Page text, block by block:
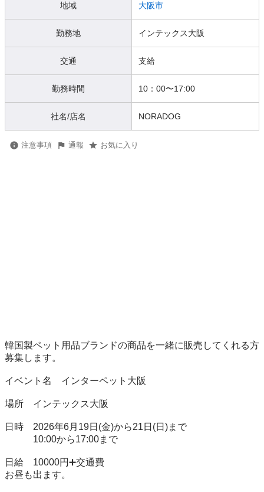
地域 大阪市
勤務地 インテックス大阪
交通 支給
勤務時間 10：00〜17:00
社名/店名 NORADOG
注意事項 通報 お気に入り
韓国製ペット用品ブランドの商品を一緒に販売してくれる方
募集します。
イベント名　インターペット大阪
場所　インテックス大阪
日時　2026年6月19日(金)から21日(日)まで
10:00から17:00まで
日給　10000円➕交通費
お昼も出ます。